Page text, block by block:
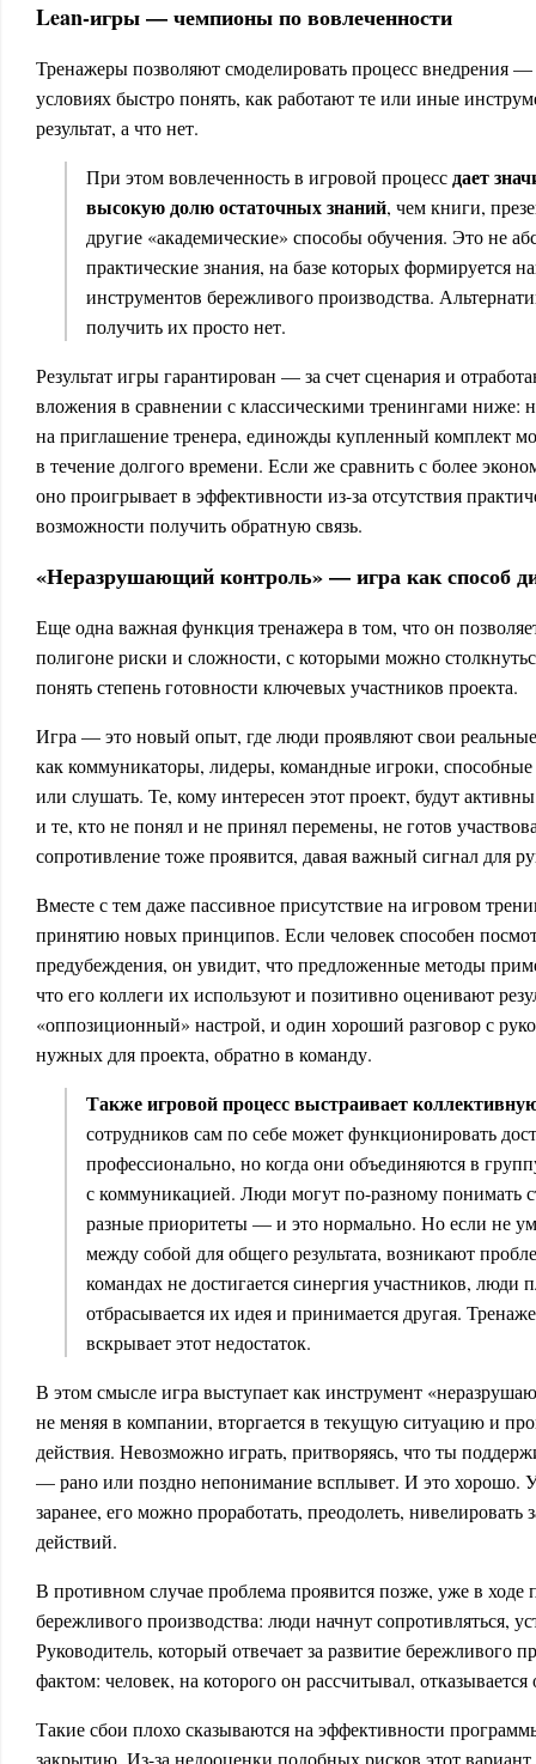
Lean-игры — чемпионы по вовлеченности
Тренажеры позволяют смоделировать процесс внедрения
условиях быстро понять, как работают те или иные
результат, а что нет.
При этом вовлеченность в игровой процессдает
высокую долю остаточных знаний, чем книги,
другие «академические» способы обучения. Это не
практические знания, на базе которых формируется
инструментов бережливого производства.
получить их просто нет.
Результат игры гарантирован — за счет сценария и
вложения в сравнении с классическими тренингами ниже:
на приглашение тренера, единожды купленный комплект
в течение долгого времени. Если же сравнить с более
оно проигрывает в эффективности из-за отсутствия
возможности получить обратную связь.
«Неразрушающий контроль» — игра как способ
Еще одна важная функция тренажера в том, что он
полигоне риски и сложности, с которыми можно
понять степень готовности ключевых участников проекта.
Игра — это новый опыт, где люди проявляют свои реальные
как коммуникаторы, лидеры, командные игроки, способные
или слушать. Те, кому интересен этот проект, будут
и те, кто не понял и не принял перемены, не готов
сопротивление тоже проявится, давая важный сигнал для
Вместе с тем даже пассивное присутствие на игровом
принятию новых принципов. Если человек способен
предубеждения, он увидит, что предложенные методы
что его коллеги их используют и позитивно оценивают
«оппозиционный» настрой, и один хороший разговор с
нужных для проекта, обратно в команду.
Также игровой процесс выстраивает
сотрудников сам по себе может функционировать
профессионально, но когда они объединяются в
с коммуникацией. Люди могут по-разному понимать
разные приоритеты — и это нормально. Но если не
между собой для общего результата, возникают
командах не достигается синергия участников, люди
отбрасывается их идея и принимается другая.
вскрывает этот недостаток.
В этом смысле игра выступает как инструмент
не меняя в компании, вторгается в текущую ситуацию и
действия. Невозможно играть, притворяясь, что ты
— рано или поздно непонимание всплывет. И это хорошо.
заранее, его можно проработать, преодолеть, нивелировать
действий.
В противном случае проблема проявится позже, уже в ходе
бережливого производства: люди начнут сопротивляться,
Руководитель, который отвечает за развитие бережливого
фактом: человек, на которого он рассчитывал,
Такие сбои плохо сказываются на эффективности
закрытию. Из-за недооценки подобных рисков этот